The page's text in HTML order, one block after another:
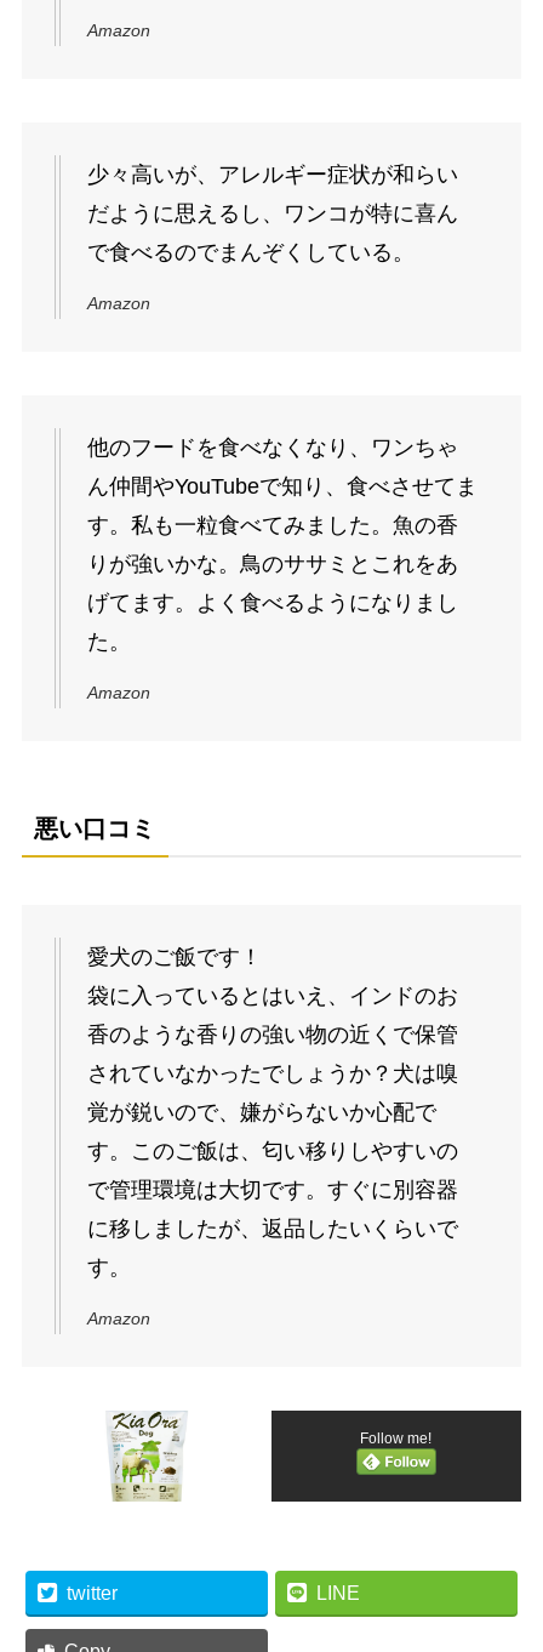
Amazon
少々高いが、アレルギー症状が和らい
だように思えるし、ワンコが特に喜ん
で食べるのでまんぞくしている。
Amazon
他のフードを食べなくなり、ワンちゃ
ん仲間やYouTubeで知り、食べさせてま
す。私も一粒食べてみました。魚の香
りが強いかな。鳥のササミとこれをあ
げてます。よく食べるようになりまし
た。
Amazon
悪い口コミ
愛犬のご飯です！
袋に入っているとはいえ、インドのお
香のような香りの強い物の近くで保管
されていなかったでしょうか？犬は嗅
覚が鋭いので、嫌がらないか心配で
す。このご飯は、匂い移りしやすいの
で管理環境は大切です。すぐに別容器
に移しましたが、返品したいくらいで
す。
Amazon
Follow me!
twitter LINE